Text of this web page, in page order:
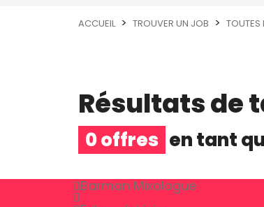
ACCUEIL TROUVER UN JOB TOUTES
Résultats de
0 offres en tant
Barman Mixologue